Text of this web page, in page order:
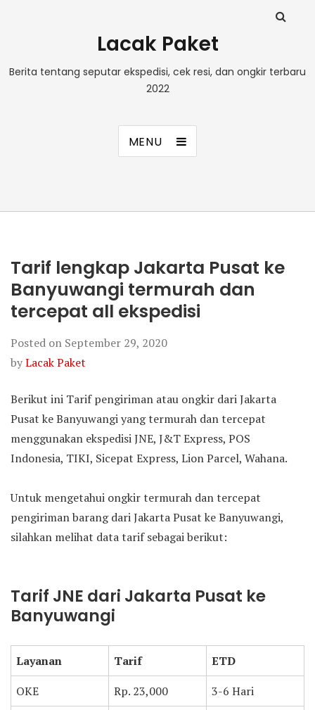
Lacak Paket
Berita tentang seputar ekspedisi, cek resi, dan ongkir terbaru
2022
MENU
Tarif lengkap Jakarta Pusat ke
Banyuwangi termurah dan
tercepat all ekspedisi
Posted on September 29, 2020
byLacak Paket
Berikut ini Tarif pengiriman atau ongkir dari Jakarta
Pusat ke Banyuwangi yang termurah dan tercepat
menggunakan ekspedisi JNE, J&T Express, POS
Indonesia, TIKI, Sicepat Express, Lion Parcel, Wahana.
Untuk mengetahui ongkir termurah dan tercepat
pengiriman barang dari Jakarta Pusat ke Banyuwangi,
silahkan melihat data tarif sebagai berikut:
Tarif JNE dari Jakarta Pusat ke
Banyuwangi
Layanan Tarif
ETD
OKE
Rp. 23,000
3-6 Hari